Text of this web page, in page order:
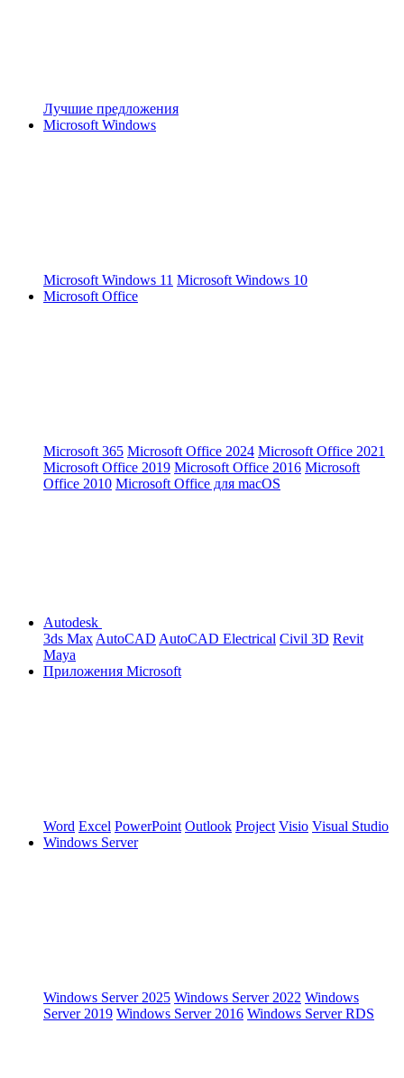
Лучшие предложения
Microsoft Windows
Microsoft Windows 11 Microsoft Windows 10
Microsoft Office
Microsoft 365 Microsoft Office 2024 Microsoft Office 2021
Microsoft Office 2019 Microsoft Office 2016 Microsoft
Office 2010 Microsoft Office для macOS
Autodesk
3ds Max AutoCAD AutoCAD Electrical Civil 3D Revit
Maya
Приложения Microsoft
Word Excel PowerPoint Outlook Project Visio Visual Studio
Windows Server
Windows Server 2025 Windows Server 2022 Windows
Server 2019 Windows Server 2016 Windows Server RDS